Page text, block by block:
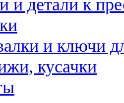
и детали к
и ключи
кусачки